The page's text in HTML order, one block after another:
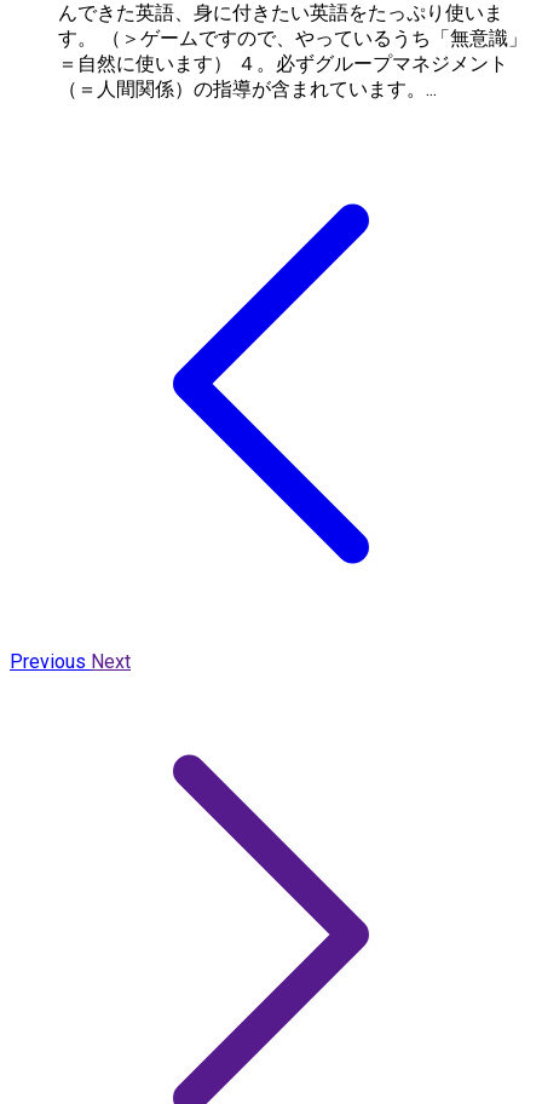
んできた英語、身に付きたい英語をたっぷり使いま
す。 （＞ゲームですので、やっているうち「無意識」
＝自然に使います） ４。必ずグループマネジメント
（＝人間関係）の指導が含まれています。...
Previous Next